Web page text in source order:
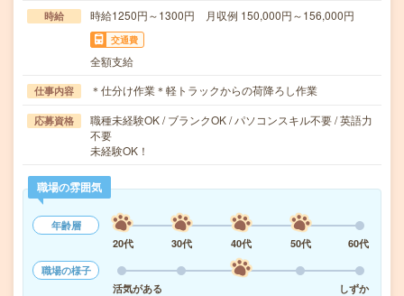
時給 時給1250円～1300円 月収例 150,000円～156,000円
交通費
全額支給
仕事内容 ＊仕分け作業＊軽トラックからの荷降ろし作業
応募資格
職種未経験OK / ブランクOK / パソコンスキル不要 / 英語力
不要
未経験OK！
職場の雰囲気
年齢層
20代
30代 40代 50代
60代
職場の様子
活気がある
しずか